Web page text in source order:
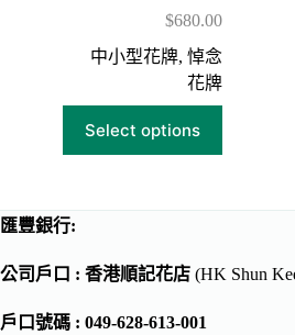
$680.00
中小型花牌, 悼念
花牌
Select options
匯豐銀行:
公司戶口 : 香港順記花店 (HK Shun
戶口號碼 : 049-628-613-001